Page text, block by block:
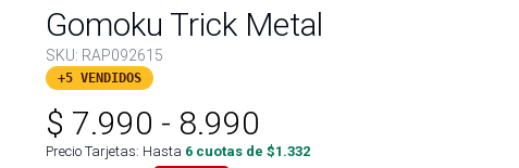
Gomoku Trick Metal
SKU: RAP092615
+5 VENDIDOS
$ 7.990 - 8.990
Precio Tarjetas: Hasta 6 cuotas de $1.332